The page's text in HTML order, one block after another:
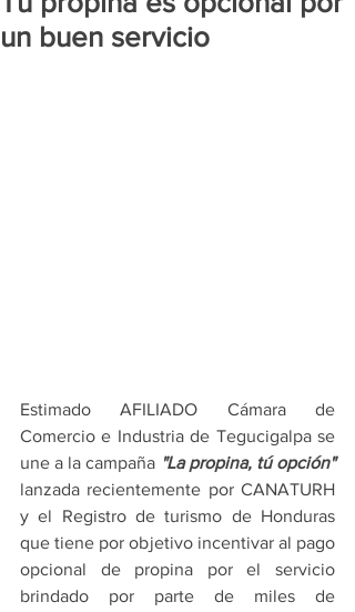
un buen servicio
Estimado AFILIADO Cámara de
Comercio e Industria de Tegucigalpa se
une a la campaña "La propina, tú opción"
lanzada recientemente por CANATURH
y el Registro de turismo de Honduras
que tiene por objetivo incentivar al pago
opcional de propina por el servicio
brindado por parte de miles de